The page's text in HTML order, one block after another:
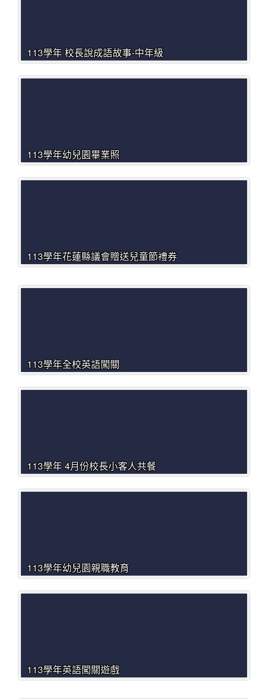
113學年 校長說成語故事-中年級
113學年幼兒園畢業照
113學年花蓮縣議會贈送兒童節禮券
113學年全校英語闖關
113學年 4月份校長小客人共餐
113學年幼兒園親職教育
113學年英語闖關遊戲